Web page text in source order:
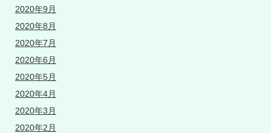
2020年9月
2020年8月
2020年7月
2020年6月
2020年5月
2020年4月
2020年3月
2020年2月